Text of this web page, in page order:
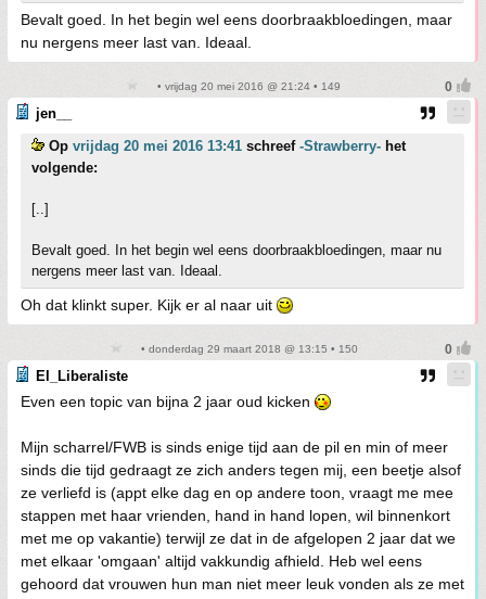
Bevalt goed. In het begin wel eens doorbraakbloedingen, maar
nu nergens meer last van. Ideaal.
• vrijdag 20 mei 2016 @ 21:24 • 149
jen__
Op vrijdag 20 mei 2016 13:41 schreef -Strawberry- het
volgende:
[..]
Bevalt goed. In het begin wel eens doorbraakbloedingen, maar nu
nergens meer last van. Ideaal.
Oh dat klinkt super. Kijk er al naar uit
• donderdag 29 maart 2018 @ 13:15 • 150
El_Liberaliste
Even een topic van bijna 2 jaar oud kicken
Mijn scharrel/FWB is sinds enige tijd aan de pil en min of meer
sinds die tijd gedraagt ze zich anders tegen mij, een beetje alsof
ze verliefd is (appt elke dag en op andere toon, vraagt me mee
stappen met haar vrienden, hand in hand lopen, wil binnenkort
met me op vakantie) terwijl ze dat in de afgelopen 2 jaar dat we
met elkaar 'omgaan' altijd vakkundig afhield. Heb wel eens
gehoord dat vrouwen hun man niet meer leuk vonden als ze met